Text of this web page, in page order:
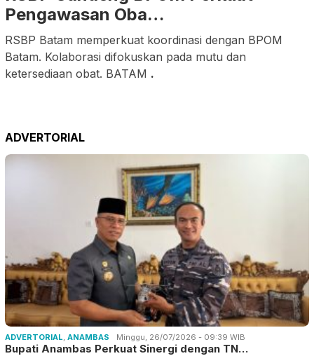
Pengawasan Oba…
RSBP Batam memperkuat koordinasi dengan BPOM
Batam. Kolaborasi difokuskan pada mutu dan
ketersediaan obat. BATAM .
ADVERTORIAL
ADVERTORIAL ANAMBAS Minggu, 26/07/2026 - 09:39 WIB
Bupati Anambas Perkuat Sinergi dengan TN…